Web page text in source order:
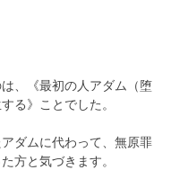
、《最初の人アダム（堕
る》ことでした。
ダムに代わって、無原罪
方と気づきます。